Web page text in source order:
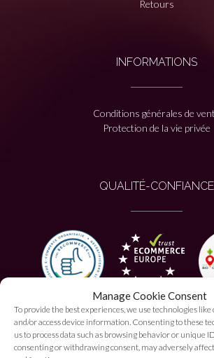
Manage Cookie Consent
To provide the best experiences, we use technologies like
and/or access device information. Consenting to these
us to process data such as browsing behavior or unique
consenting or withdrawing consent, may adversely
Retours
INFORMATIONS
Conditions générales de
Protection de la vie privée
QUALITÉ-CONFIANCE
PAIEMENT AUTORISÉ